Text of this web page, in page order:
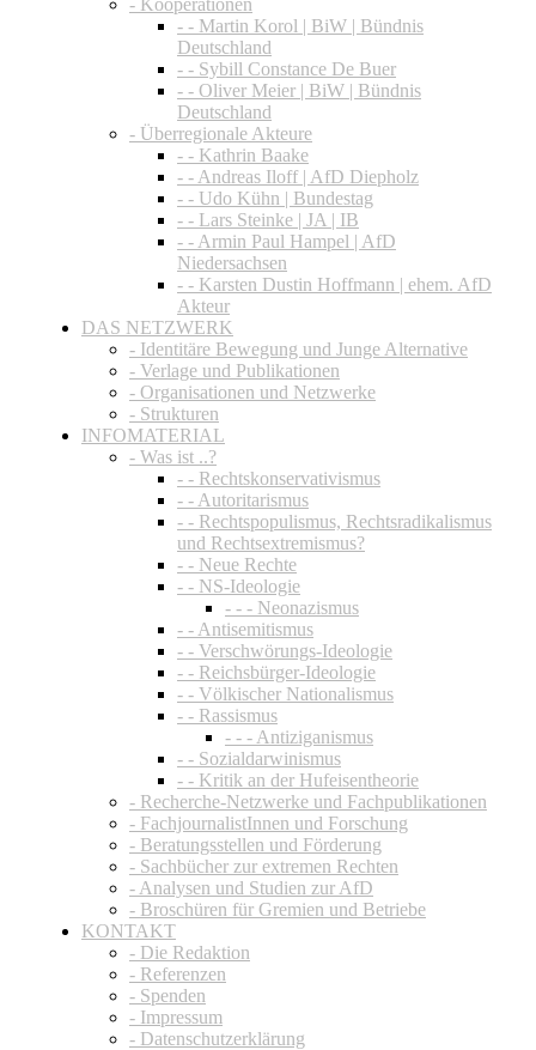
- - Martin Korol | BiW | Bündnis
Deutschland
- - Sybill Constance De Buer
- - Oliver Meier | BiW | Bündnis
Deutschland
- Überregionale Akteure
- - Kathrin Baake
- - Andreas Iloff | AfD Diepholz
- - Udo Kühn | Bundestag
- - Lars Steinke | JA | IB
- - Armin Paul Hampel | AfD
Niedersachsen
- - Karsten Dustin Hoffmann | ehem. AfD
Akteur
DAS NETZWERK
- Identitäre Bewegung und Junge Alternative
- Verlage und Publikationen
- Organisationen und Netzwerke
- Strukturen
INFOMATERIAL
- Was ist ..?
- - Rechtskonservativismus
- - Autoritarismus
- - Rechtspopulismus, Rechtsradikalismus
und Rechtsextremismus?
- - Neue Rechte
- - NS-Ideologie
- - - Neonazismus
- - Antisemitismus
- - Verschwörungs-Ideologie
- - Reichsbürger-Ideologie
- - Völkischer Nationalismus
- - Rassismus
- - - Antiziganismus
- - Sozialdarwinismus
- - Kritik an der Hufeisentheorie
- Recherche-Netzwerke und Fachpublikationen
- FachjournalistInnen und Forschung
- Beratungsstellen und Förderung
- Sachbücher zur extremen Rechten
- Analysen und Studien zur AfD
- Broschüren für Gremien und Betriebe
KONTAKT
- Die Redaktion
- Referenzen
- Spenden
- Impressum
- Datenschutzerklärung